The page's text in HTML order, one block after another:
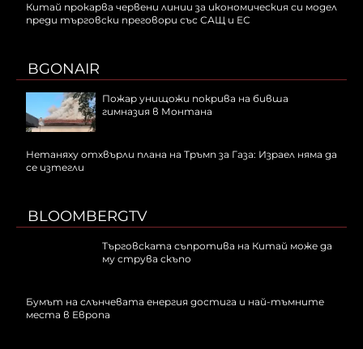
Китай прокарва червени линии за икономическия си модел
преди търговски преговори със САЩ и ЕС
BGONAIR
Пожар унищожи покрива на бивша
гимназия в Монтана
Нетаняху отхвърли плана на Тръмп за Газа: Израел няма да
се изтегли
BLOOMBERGTV
Търговската съпротива на Китай може да
му струва скъпо
Бумът на слънчевата енергия достига и най-тъмните
места в Европа